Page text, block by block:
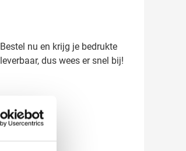
nu en krijg je bedrukte
dus wees er snel bij!